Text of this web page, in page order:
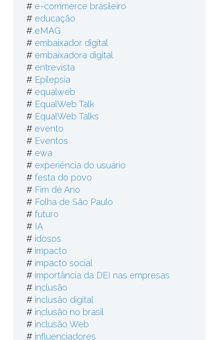
# e-commerce brasileiro
# educação
# eMAG
# embaixador digital
# embaixadora digital
# entrevista
# Epilepsia
# equalweb
# EqualWeb Talk
# EqualWeb Talks
# evento
# Eventos
# ewa
# experiência do usuário
# festa do povo
# Fim de Ano
# Folha de São Paulo
# futuro
# IA
# idosos
# impacto
# impacto social
# importância da DEI nas empresas
# inclusão
# inclusão digital
# inclusão no brasil
# inclusão Web
# influenciadores